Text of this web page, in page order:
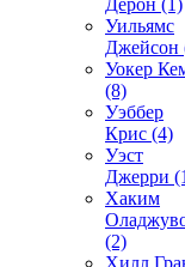
Уильямс
Джейсон
Уокер
(8)
Уэббер
Крис (4)
Уэст
Джерри
Хаким
(2)
Хилл